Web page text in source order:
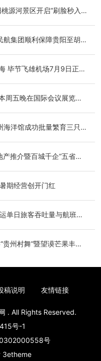
源河景区开启“刷脸秒入
航集团顺利保障贵阳至胡
毕节飞雄机场7月9日正式
周五晚在国际会议展览中
洋馆成功批量繁育三只
产推介暨百城千企“五省
期经营创开门红
单日旅客吞吐量与航班起
州村舞”暨望谟芒果丰收
稿说明 友情链接
. All Rights Reserved.
号-1
号
3etheme